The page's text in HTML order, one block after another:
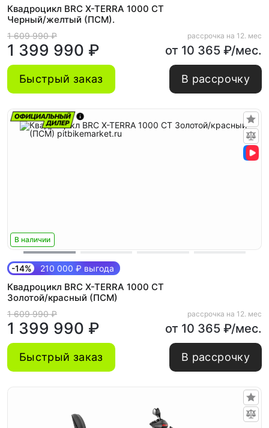
Квадроцикл BRC X-TERRA 1000 CT
Черный/желтый (ПСМ).
1 609 990 ₽
1 399 990 ₽
рассрочка на 12. мес
от 10 365 ₽/мес.
Быстрый заказ В рассрочку
В наличии
-14% 210 000 ₽ выгода
Квадроцикл BRC X-TERRA 1000 CT
Золотой/красный (ПСМ)
1 609 990 ₽
1 399 990 ₽
рассрочка на 12. мес
от 10 365 ₽/мес.
Быстрый заказ В рассрочку